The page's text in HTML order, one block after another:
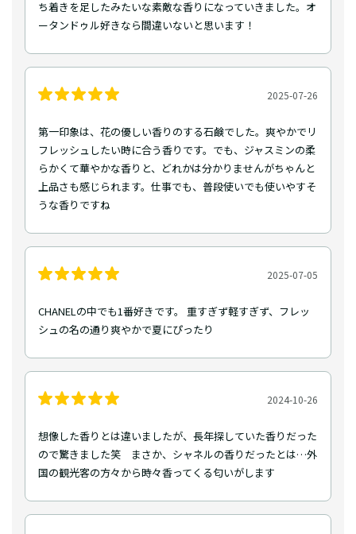
ち着きを足したみたいな素敵な香りになっていきました。オ
ータンドゥル好きなら間違いないと思います！
2025-07-26
第一印象は、花の優しい香りのする石鹸でした。爽やかでリ
フレッシュしたい時に合う香りです。でも、ジャスミンの柔
らかくて華やかな香りと、どれかは分かりませんがちゃんと
上品さも感じられます。仕事でも、普段使いでも使いやすそ
うな香りですね
2025-07-05
CHANELの中でも1番好きです。 重すぎず軽すぎず、フレッ
シュの名の通り爽やかで夏にぴったり
2024-10-26
想像した香りとは違いましたが、長年探していた香りだった
ので驚きました笑 まさか、シャネルの香りだったとは…外
国の観光客の方々から時々香ってくる匂いがします